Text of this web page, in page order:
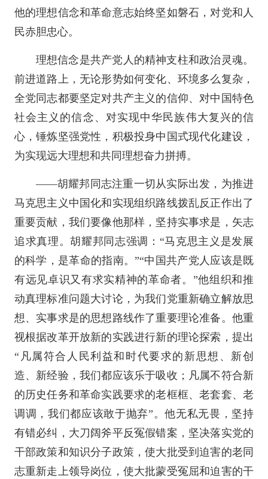
他的理想信念和革命意志始终坚如磐石，对党和人
民赤胆忠心。
理想信念是共产党人的精神支柱和政治灵魂。
前进道路上，无论形势如何变化、环境多么复杂，
全党同志都要坚定对共产主义的信仰、对中国特色
社会主义的信念、对实现中华民族伟大复兴的信
心，锤炼坚强党性，积极投身中国式现代化建设，
为实现远大理想和共同理想奋力拼搏。
——胡耀邦同志注重一切从实际出发，为推进
马克思主义中国化和实现组织路线拨乱反正作出了
重要贡献，我们要像他那样，坚持实事求是，矢志
追求真理。胡耀邦同志强调：“马克思主义是发展
的科学，是革命的指南。”“中国共产党人应该是既
有远见卓识又有求实精神的革命者。”他组织和推
动真理标准问题大讨论，为我们党重新确立解放思
想、实事求是的思想路线作了重要理论准备。他重
视根据改革开放新的实践进行新的理论探索，提出
“凡属符合人民利益和时代要求的新思想、新创
造、新经验，我们都应该乐于吸收；凡属不符合新
的历史任务和革命实践要求的老框框、老套套、老
调调，我们都应该敢于抛弃”。他无私无畏，坚持
有错必纠，大刀阔斧平反冤假错案，坚决落实党的
干部政策和知识分子政策，使大批受到迫害的老同
志重新走上领导岗位，使大批蒙受冤屈和迫害的干